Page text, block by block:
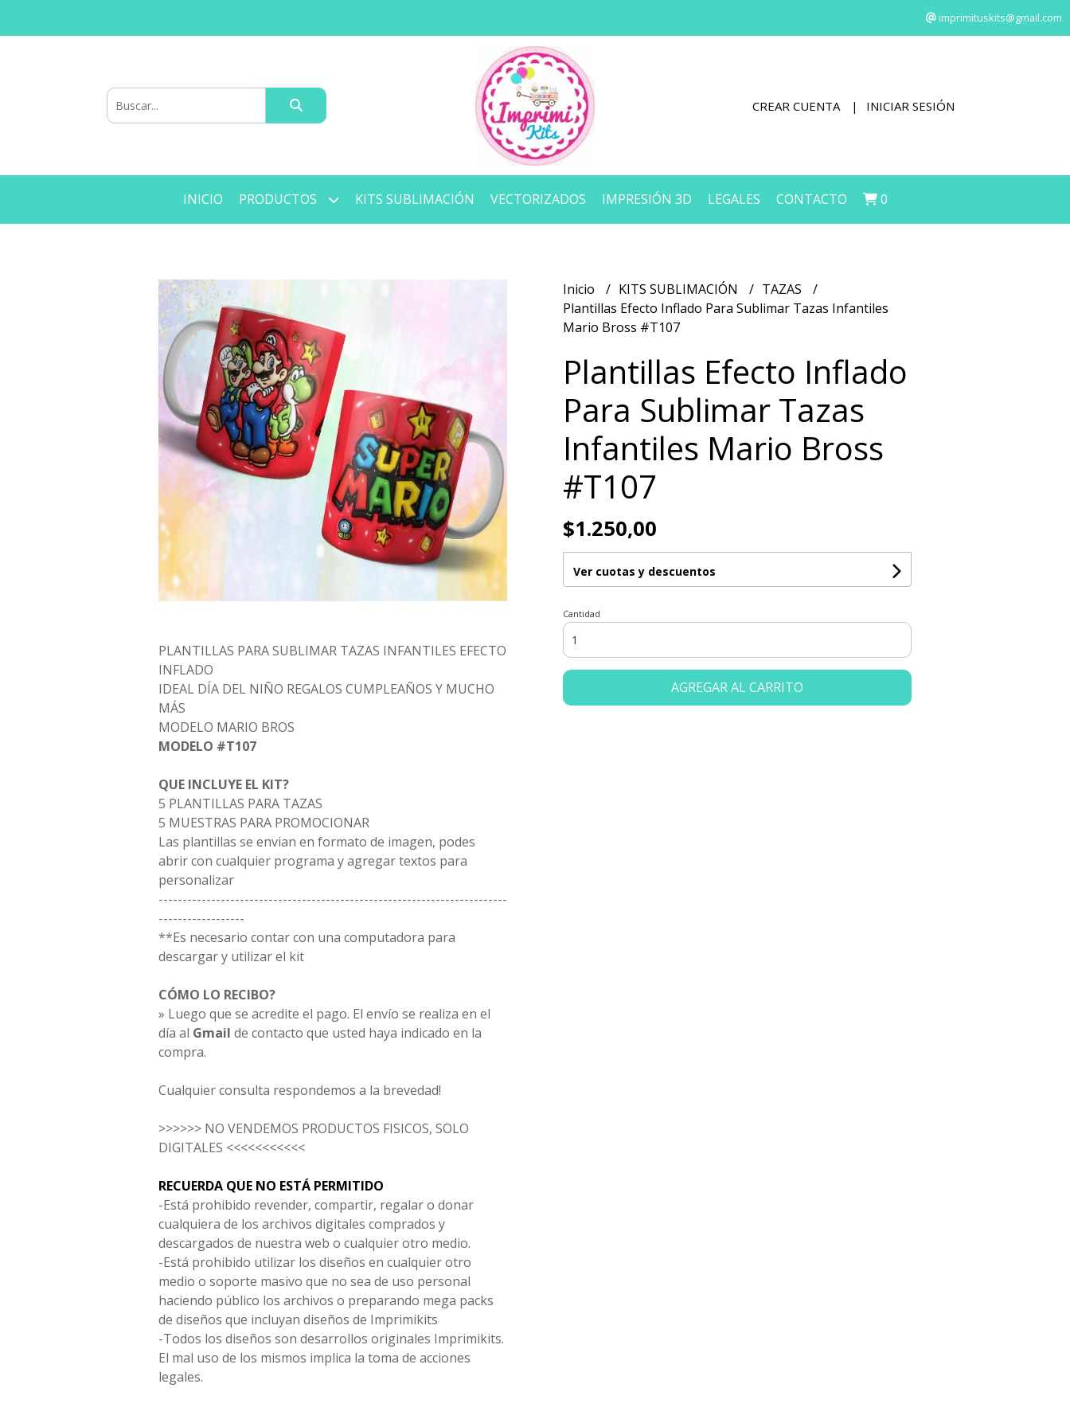
imprimituskits@gmail.com
CREAR CUENTA INICIAR SESIÓN
INICIO PRODUCTOS KITS SUBLIMACIÓN VECTORIZADOS IMPRESIÓN 3D LEGALES CONTACTO 0
PLANTILLAS PARA SUBLIMAR TAZAS INFANTILES EFECTO
INFLADO
IDEAL DÍA DEL NIÑO REGALOS CUMPLEAÑOS Y MUCHO
MÁS
MODELO MARIO BROS
MODELO #T107
QUE INCLUYE EL KIT?
5 PLANTILLAS PARA TAZAS
5 MUESTRAS PARA PROMOCIONAR
Las plantillas se envian en formato de imagen, podes
abrir con cualquier programa y agregar textos para
personalizar
-------------------------------------------------------------------------
------------------
**Es necesario contar con una computadora para
descargar y utilizar el kit
CÓMO LO RECIBO?
» Luego que se acredite el pago. El envío se realiza en el
día al Gmail de contacto que usted haya indicado en la
compra.
Cualquier consulta respondemos a la brevedad!
>>>>>> NO VENDEMOS PRODUCTOS FISICOS, SOLO
DIGITALES <<<<<<<<<<<
RECUERDA QUE NO ESTÁ PERMITIDO
-Está prohibido revender, compartir, regalar o donar
cualquiera de los archivos digitales comprados y
descargados de nuestra web o cualquier otro medio.
-Está prohibido utilizar los diseños en cualquier otro
medio o soporte masivo que no sea de uso personal
haciendo público los archivos o preparando mega packs
de diseños que incluyan diseños de Imprimikits
-Todos los diseños son desarrollos originales Imprimikits.
El mal uso de los mismos implica la toma de acciones
legales.
Inicio KITS SUBLIMACIÓN
TAZAS
Plantillas Efecto Inflado Para Sublimar Tazas Infantiles
Mario Bross #T107
Plantillas Efecto Inflado
Para Sublimar Tazas
Infantiles Mario Bross
#T107
$1.250,00
Ver cuotas y descuentos
Cantidad
AGREGAR AL CARRITO